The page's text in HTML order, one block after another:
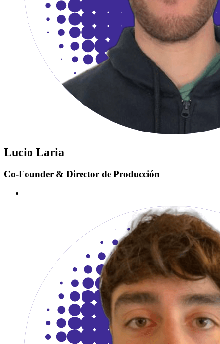
Lucio Laria
Co-Founder & Director de Producción